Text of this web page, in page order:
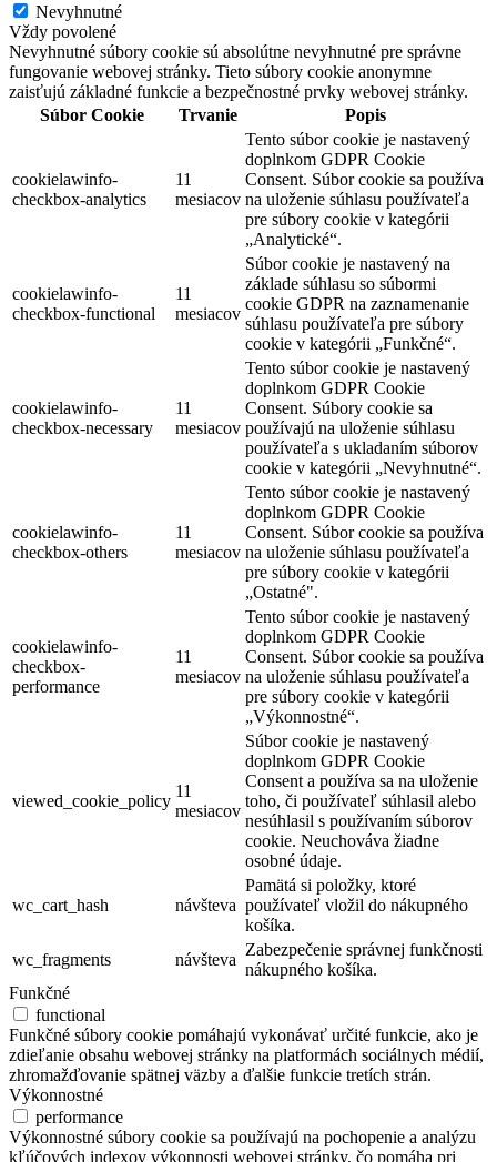
Nevyhnutné
Vždy povolené
Nevyhnutné súbory cookie sú absolútne nevyhnutné pre správne
fungovanie webovej stránky. Tieto súbory cookie anonymne
zaisťujú základné funkcie a bezpečnostné prvky webovej stránky.
Súbor Cookie
Trvanie Popis
cookielawinfo-
checkbox-analytics
11
mesiacov
Tento súbor cookie je nastavený
doplnkom GDPR Cookie
Consent. Súbor cookie sa používa
na uloženie súhlasu používateľa
pre súbory cookie v kategórii
„Analytické“.
cookielawinfo-
checkbox-functional
11
mesiacov
Súbor cookie je nastavený na
základe súhlasu so súbormi
cookie GDPR na zaznamenanie
súhlasu používateľa pre súbory
cookie v kategórii „Funkčné“.
cookielawinfo-
checkbox-necessary
11
mesiacov
Tento súbor cookie je nastavený
doplnkom GDPR Cookie
Consent. Súbory cookie sa
používajú na uloženie súhlasu
používateľa s ukladaním súborov
cookie v kategórii „Nevyhnutné“.
cookielawinfo-
checkbox-others
11
mesiacov
Tento súbor cookie je nastavený
doplnkom GDPR Cookie
Consent. Súbor cookie sa používa
na uloženie súhlasu používateľa
pre súbory cookie v kategórii
„Ostatné".
cookielawinfo-
checkbox-
performance
11
mesiacov
Tento súbor cookie je nastavený
doplnkom GDPR Cookie
Consent. Súbor cookie sa používa
na uloženie súhlasu používateľa
pre súbory cookie v kategórii
„Výkonnostné“.
viewed_cookie_policy
11
mesiacov
Súbor cookie je nastavený
doplnkom GDPR Cookie
Consent a používa sa na uloženie
toho, či používateľ súhlasil alebo
nesúhlasil s používaním súborov
cookie. Neuchováva žiadne
osobné údaje.
wc_cart_hash návšteva
Pamätá si položky, ktoré
používateľ vložil do nákupného
košíka.
wc_fragments
návšteva
Zabezpečenie správnej funkčnosti
nákupného košíka.
Funkčné
functional
Funkčné súbory cookie pomáhajú vykonávať určité funkcie, ako je
zdieľanie obsahu webovej stránky na platformách sociálnych médií,
zhromažďovanie spätnej väzby a ďalšie funkcie tretích strán.
Výkonnostné
performance
Výkonnostné súbory cookie sa používajú na pochopenie a analýzu
kľúčových indexov výkonnosti webovej stránky, čo pomáha pri